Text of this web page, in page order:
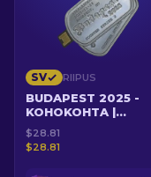
SV RIIPUS
BUDAPEST 2025 -
KOHOKOHTA |
TWISTZZIN
TUPLAKAAOS
$28.81
$28.81